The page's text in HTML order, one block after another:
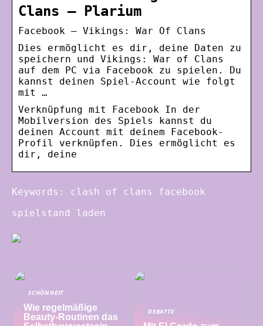
Clans – Plarium
Facebook — Vikings: War Of Clans
Dies ermöglicht es dir, deine Daten zu
speichern und Vikings: War of Clans
auf dem PC via Facebook zu spielen. Du
kannst deinen Spiel-Account wie folgt
mit …
Verknüpfung mit Facebook In der
Mobilversion des Spiels kannst du
deinen Account mit deinem Facebook-
Profil verknüpfen. Dies ermöglicht es
dir, deine
Keywords: clash of clans facebook
spielstand laden
SCHÖNHEIT
Wie regelmäßige
Beauty-Routinen das
DEBATTE